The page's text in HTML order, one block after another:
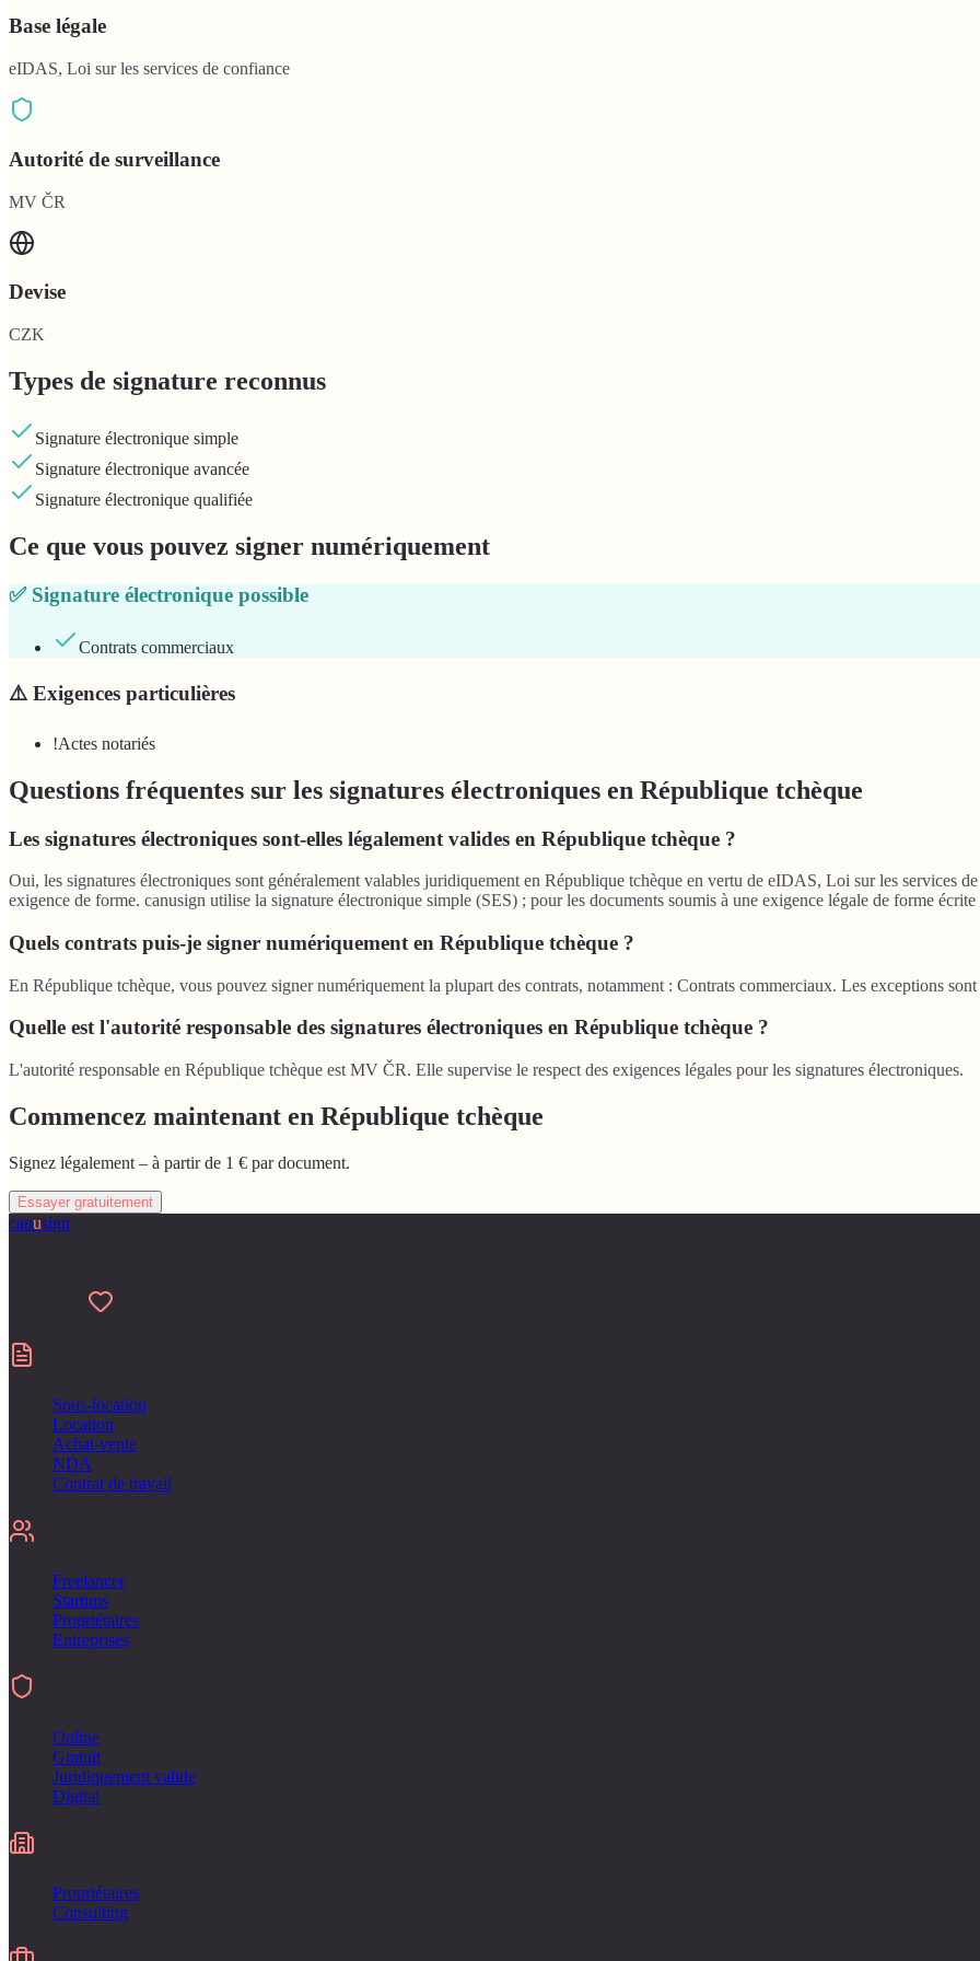
Base légale
eIDAS, Loi sur les services de confiance
Autorité de surveillance
MV ČR
Devise
CZK
Types de signature reconnus
Signature électronique simple
Signature électronique avancée
Signature électronique qualifiée
Ce que vous pouvez signer numériquement
✅ Signature électronique possible
Contrats commerciaux
⚠️ Exigences particulières
!Actes notariés
Questions fréquentes sur les signatures électroniques en République tchèque
Les signatures électroniques sont-elles légalement valides en République tchèque ?
Oui, les signatures électroniques sont généralement valables juridiquement en République tchèque en vertu de eIDAS, Loi sur les services
exigence de forme. canusign utilise la signature électronique simple (SES) ; pour les documents soumis à une exigence légale de forme
Quels contrats puis-je signer numériquement en République tchèque ?
En République tchèque, vous pouvez signer numériquement la plupart des contrats, notamment : Contrats commerciaux. Les exceptions
Quelle est l'autorité responsable des signatures électroniques en République tchèque ?
L'autorité responsable en République tchèque est MV ČR. Elle supervise le respect des exigences légales pour les signatures électroniques.
Commencez maintenant en République tchèque
Signez légalement – à partir de 1 € par document.
Essayer gratuitement
canusign
Sous-location
Location
Achat-vente
NDA
Contrat de travail
Freelancer
Startups
Propriétaires
Entreprises
Online
Gratuit
Juridiquement valide
Digital
Propriétaires
Consulting